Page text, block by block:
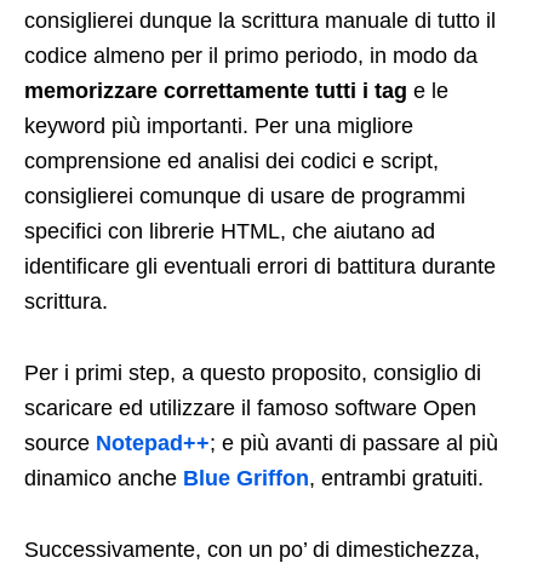
consiglierei dunque la scrittura manuale di tutto il
codice almeno per il primo periodo, in modo da
memorizzare correttamente tutti i tag e le
keyword più importanti. Per una migliore
comprensione ed analisi dei codici e script,
consiglierei comunque di usare de programmi
specifici con librerie HTML, che aiutano ad
identificare gli eventuali errori di battitura durante
scrittura.
Per i primi step, a questo proposito, consiglio di
scaricare ed utilizzare il famoso software Open
source Notepad++; e più avanti di passare al più
dinamico anche Blue Griffon, entrambi gratuiti.
Successivamente, con un po’ di dimestichezza,